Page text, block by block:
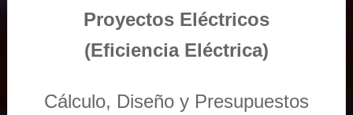
Proyectos Eléctricos
(Eficiencia Eléctrica)
Cálculo, Diseño y Presupuestos